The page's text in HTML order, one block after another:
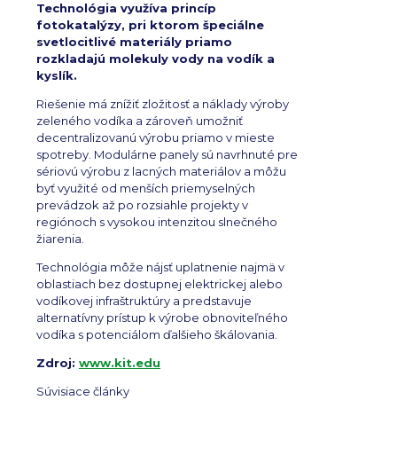
Technológia využíva princíp
fotokatalýzy, pri ktorom špeciálne
svetlocitlivé materiály priamo
rozkladajú molekuly vody na vodík a
kyslík.
Riešenie má znížiť zložitosť a náklady výroby
zeleného vodíka a zároveň umožniť
decentralizovanú výrobu priamo v mieste
spotreby. Modulárne panely sú navrhnuté pre
sériovú výrobu z lacných materiálov a môžu
byť využité od menších priemyselných
prevádzok až po rozsiahle projekty v
regiónoch s vysokou intenzitou slnečného
žiarenia.
Technológia môže nájsť uplatnenie najmä v
oblastiach bez dostupnej elektrickej alebo
vodíkovej infraštruktúry a predstavuje
alternatívny prístup k výrobe obnoviteľného
vodíka s potenciálom ďalšieho škálovania.
Zdroj: www.kit.edu
Súvisiace články